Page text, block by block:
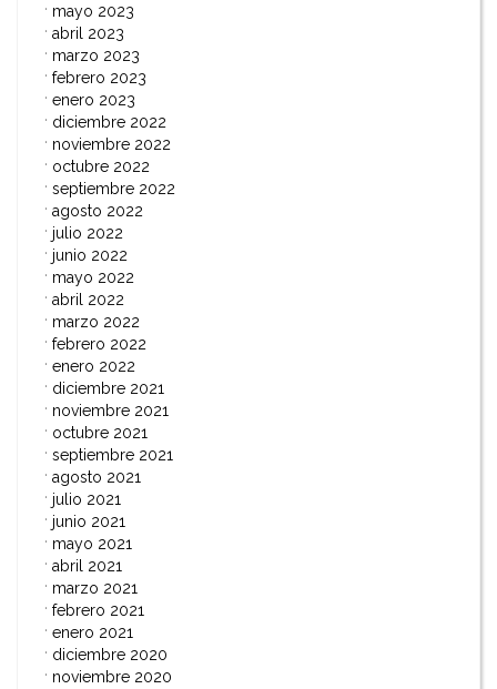
mayo 2023
abril 2023
marzo 2023
febrero 2023
enero 2023
diciembre 2022
noviembre 2022
octubre 2022
septiembre 2022
agosto 2022
julio 2022
junio 2022
mayo 2022
abril 2022
marzo 2022
febrero 2022
enero 2022
diciembre 2021
noviembre 2021
octubre 2021
septiembre 2021
agosto 2021
julio 2021
junio 2021
mayo 2021
abril 2021
marzo 2021
febrero 2021
enero 2021
diciembre 2020
noviembre 2020